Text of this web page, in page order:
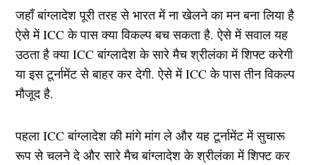
जहाँ बांग्लादेश पूरी तरह से भारत में ना खेलने का मन बना लिया है
ऐसे में ICC के पास क्या विकल्प बच सकता है. ऐसे में सवाल यह
उठता है क्या ICC बांग्लादेश के सारे मैच श्रीलंका में शिफ्ट करेगी
या इस टूर्नामेंट से बाहर कर देगी. ऐसे में ICC के पास तीन विकल्प
मौजूद है.
पहला ICC बांग्लादेश की मांगे मांग ले और यह टूर्नामेंट में सुचारू
रूप से चलने दे और सारे मैच बांग्लादेश के श्रीलंका में शिफ्ट कर